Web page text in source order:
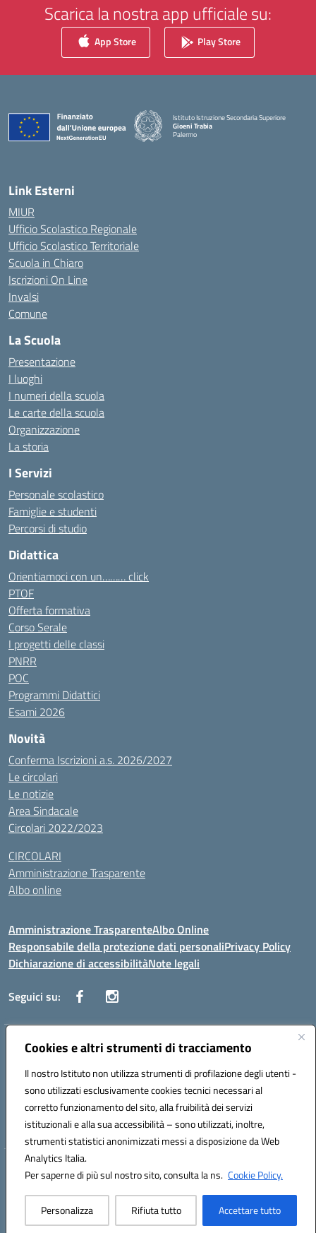
Cookies e altri strumenti di tracciamento
Il nostro Istituto non utilizza strumenti di profilazione degli utenti -
sono utilizzati esclusivamente cookies tecnici necessari al
corretto funzionamento del sito, alla fruibilità dei servizi
istituzionali e alla sua accessibilità – sono utilizzati, inoltre,
strumenti statistici anonimizzati messi a disposizione da Web
Analytics Italia.
Per saperne di più sul nostro sito, consulta la ns. Cookie Policy.
Personalizza Rifiuta tutto Accettare tutto
Scarica la nostra app ufficiale su:
App Store Play Store
Istituto Istruzione Secondaria Superiore
Gioeni Trabia
Palermo
Link Esterni
MIUR
Ufficio Scolastico Regionale
Ufficio Scolastico Territoriale
Scuola in Chiaro
Iscrizioni On Line
Invalsi
Comune
La Scuola
Presentazione
I luoghi
I numeri della scuola
Le carte della scuola
Organizzazione
La storia
I Servizi
Personale scolastico
Famiglie e studenti
Percorsi di studio
Didattica
Orientiamoci con un……… click
PTOF
Offerta formativa
Corso Serale
I progetti delle classi
PNRR
POC
Programmi Didattici
Esami 2026
Novità
Conferma Iscrizioni a.s. 2026/2027
Le circolari
Le notizie
Area Sindacale
Circolari 2022/2023
CIRCOLARI
Amministrazione Trasparente
Albo online
Amministrazione TrasparenteAlbo Online
Responsabile della protezione dati personaliPrivacy Policy
Dichiarazione di accessibilitàNote legali
Seguici su:
Indirizzo:Corso Vittorio Emanuele, 27 90133 - Palermo
Posta elettronica certificata (PEC):pais03600r@pec.istruzione.it
Codice fiscale: 97308550827
Codice meccanografico: PAIS03600R
Hosting & Powered by 3D Solution S.r.l.
Concept & Design by Designers Italia